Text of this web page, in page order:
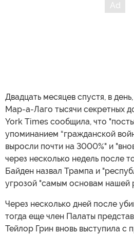
Двадцать месяцев спустя, в
Мар-а-Лаго тысячи секретных
York Times сообщила, что
упоминанием “гражданской
выросли почти на 3000%" и
через несколько недель после
Байден назвал Трампа и
угрозой "самым основам нашей
Через несколько дней после
тогда еще член Палаты
Тейлор Грин вновь выступила с